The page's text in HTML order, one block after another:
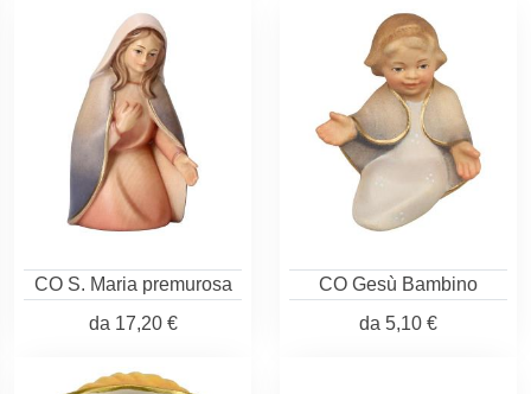
CO S. Maria premurosa
da 17,20 €
CO Gesù Bambino
da 5,10 €